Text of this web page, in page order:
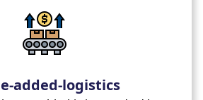
added-logistics